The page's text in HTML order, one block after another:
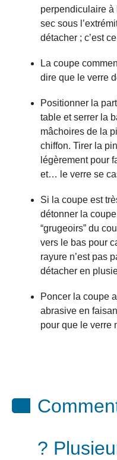
perpendiculaire à
sec sous
détacher ; c’est
La coupe
dire que le verre
Positionner la
table et serrer la
mâchoires de la
chiffon. Tirer la
légèrement pour
et… le verre se
Si la coupe est
détonner la
“grugeoirs” du
vers le bas pour
rayure n’est pas
détacher en
Poncer la coupe
abrasive en
pour que le verre
?